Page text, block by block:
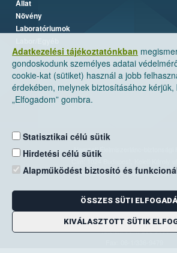
Adatkezelési tájékoztatónkban
gondoskodunk személyes adatai
cookie-kat (sütiket) használ a jobb
érdekében, melynek biztosításához kérjük,
„Elfogadom” gombra.
Statisztikai célú sütik
Hirdetési célú sütik
Alapműködést biztosító és
ÖSSZES SÜTI
KIVÁLASZTOTT SÜTIK
Állat
Növény
Laboratóriumok
Nemzeti Élelmiszerlánc-biztonsági
Levelezési cím: 1525 Budapest.
E-mail:
Zöld szám: 06-80/263-244
Telefon: 06-1/ 336-9000